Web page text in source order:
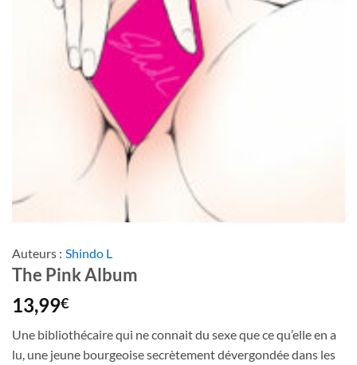
Auteurs : Shindo L
The Pink Album
13,99€
Une bibliothécaire qui ne connait du sexe que ce qu’elle en a
lu, une jeune bourgeoise secrètement dévergondée dans les